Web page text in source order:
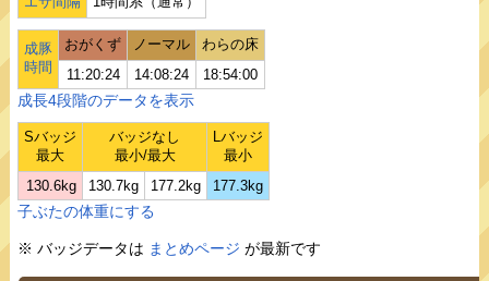
成豚
時間
おがくず ノーマル
わらの床
11:20:24
14:08:24 18:54:00
成長4段階のデータを表示
Sバッジ
最大
バッジなし
最小/最大
Lバッジ
最小
130.6kg
130.7kg 177.2kg 177.3kg
子ぶたの体重にする
※ バッジデータは まとめページ が最新です